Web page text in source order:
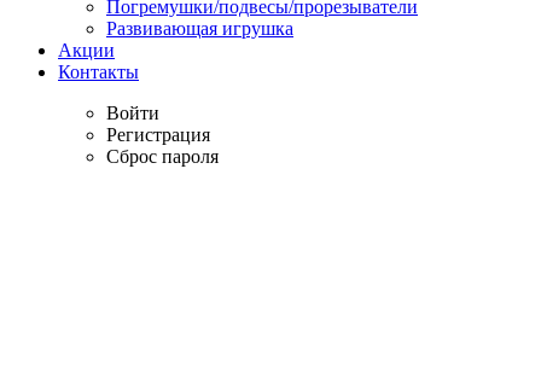
Погремушки/подвесы/прорезыватели
Развивающая игрушка
Акции
Контакты
Войти
Регистрация
Сброс пароля